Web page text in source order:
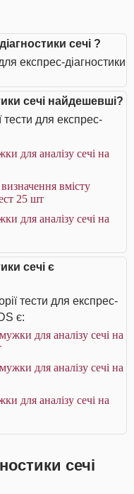
сечі ?
експрес-діагностики
сечі найдешевші?
тести для експрес-
для аналізу сечі на
вмісту
25 шт
для аналізу сечі на
сечі є
тести для експрес-
є:
для аналізу сечі на
для аналізу сечі на
для аналізу сечі на
сечі